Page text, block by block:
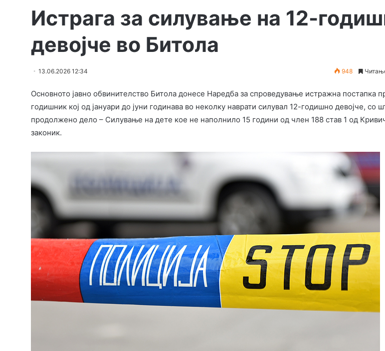
Истрага за силување на 12-
девојче во Битола
13.06.2026 12:34 948
Основното јавно обвинителство Битола донесе Наредба за спроведување истражна постапка
годишник кој од јануари до јуни годинава во неколку наврати силувал 12-годишно девојче, со
продолжено дело – Силување на дете кое не наполнило 15 години од член 188 став 1 од
законик.